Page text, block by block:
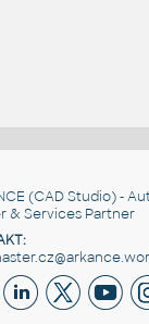
(CAD Studio) -
& Services Partner